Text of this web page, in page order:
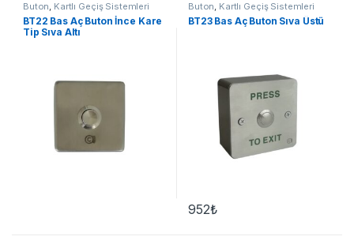
Buton, Kartlı Geçiş Sistemleri
BT22 Bas Aç Buton İnce Kare
Tip Sıva Altı
Buton, Kartlı Geçiş Sistemleri
BT23 Bas Aç Buton Sıva Üstü
952₺